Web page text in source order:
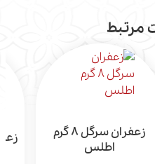
مرتبط
زعفران سرگل 8 گرم
اطلس